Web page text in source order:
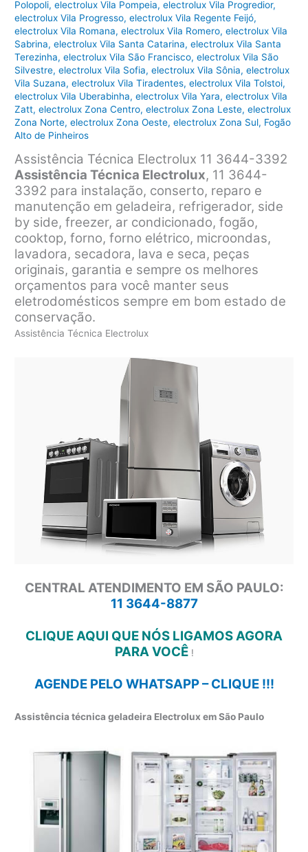
Polopoli,electrolux Vila Pompeia,electrolux Vila Progredior,
electrolux Vila Progresso,electrolux Vila Regente Feijó,
electrolux Vila Romana,electrolux Vila Romero,electrolux Vila
Sabrina,electrolux Vila Santa Catarina,electrolux Vila Santa
Terezinha,electrolux Vila São Francisco,electrolux Vila São
Silvestre,electrolux Vila Sofia,electrolux Vila Sônia,electrolux
Vila Suzana,electrolux Vila Tiradentes,electrolux Vila Tolstoi,
electrolux Vila Uberabinha,electrolux Vila Yara,electrolux Vila
Zatt,electrolux Zona Centro,electrolux Zona Leste,electrolux
Zona Norte,electrolux Zona Oeste,electrolux Zona Sul, Fogão
Alto de Pinheiros
Assistência Técnica Electrolux 11 3644-3392
Assistência Técnica Electrolux, 11 3644-
3392 para instalação, conserto, reparo e
manutenção em geladeira, refrigerador, side
by side, freezer, ar condicionado, fogão,
cooktop, forno, forno elétrico, microondas,
lavadora, secadora, lava e seca, peças
originais, garantia e sempre os melhores
orçamentos para você manter seus
eletrodomésticos sempre em bom estado de
conservação.
Assistência Técnica Electrolux
CENTRAL ATENDIMENTO EM SÃO PAULO:
11 3644-8877
CLIQUE AQUI QUE NÓS LIGAMOS AGORA
PARA VOCÊ!
AGENDE PELO WHATSAPP – CLIQUE !!!
Assistência técnica geladeira Electrolux em São Paulo